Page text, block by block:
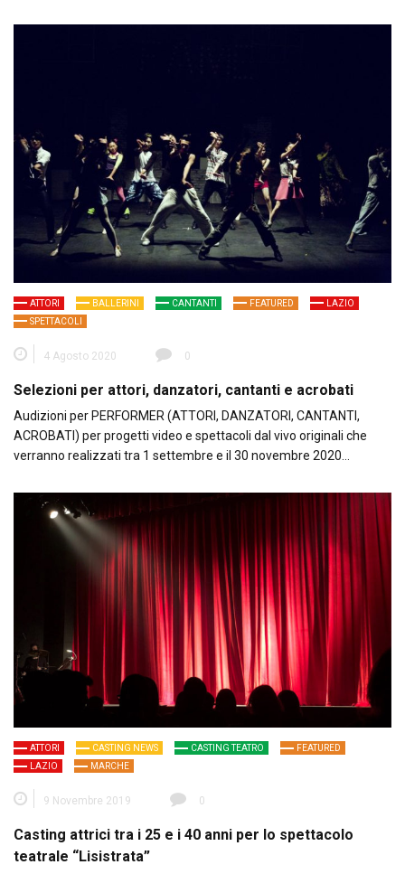
ATTORI BALLERINI CANTANTI FEATURED
LAZIO
SPETTACOLI
4 Agosto 2020 0
Selezioni per attori, danzatori, cantanti e acrobati
Audizioni per PERFORMER (ATTORI, DANZATORI, CANTANTI,
ACROBATI) per progetti video e spettacoli dal vivo originali che
verranno realizzati tra 1 settembre e il 30 novembre 2020…
ATTORI CASTING NEWS CASTING TEATRO
FEATURED
LAZIO
MARCHE
9 Novembre 2019 0
Casting attrici tra i 25 e i 40 anni per lo spettacolo
teatrale “Lisistrata”